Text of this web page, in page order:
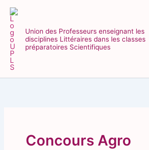
Aller
contenuUnion des Professeurs enseignant les
disciplines Littéraires dans les classes
préparatoires Scientifiques
Concours Agro